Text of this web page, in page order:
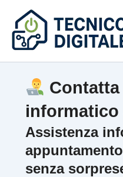
contenuto
informatico
Assistenza
senza